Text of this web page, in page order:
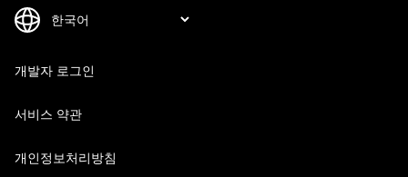
개발자 로그인
서비스 약관
개인정보처리방침